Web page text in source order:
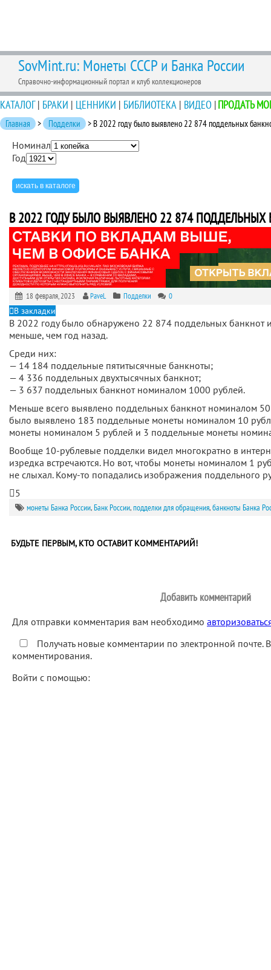
SovMint.ru: Монеты СССР и Банка России
Справочно-информационный портал и клуб коллекционеров
КАТАЛОГ| БРАКИ | ЦЕННИКИ | БИБЛИОТЕКА | ВИДЕО |ПРОДАТЬ
Главная > Подделки > В 2022 году было выявлено 22 874 поддельных
Номинал
Год
В 2022 ГОДУ БЫЛО ВЫЯВЛЕНО 22 874
18 февраля, 2023 PaveL Подделки 0
В закладки
В 2022 году было обнаружено 22 874 поддельных банкнот
меньше, чем год назад.
Среди них:
— 14 184 поддельные пятитысячные банкноты;
— 4 336 поддельных двухтысячных банкнот;
— 3 637 поддельных банкнот номиналом 1000 рублей.
Меньше всего выявлено поддельных банкнот номиналом
было выявлено 183 поддельные монеты номиналом 10
монеты номиналом 5 рублей и 3 поддельные монеты
Вообще 10-рублевые подделки видел многократно в
изредка встречаются. Но вот, чтобы монеты номиналом 1
не слыхал. Кому-то попадались изображения поддельного
5
монеты Банка России,Банк России,подделки для обращения,банкноты Банка
БУДЬТЕ ПЕРВЫМ, КТО ОСТАВИТ КОММЕНТАРИЙ!
Добавить комментарий
Для отправки комментария вам необходимо
Получать новые комментарии по электронной почте.
комментирования.
Войти с помощью: